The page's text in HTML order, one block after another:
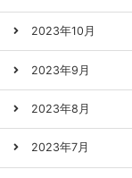
2023年10月
2023年9月
2023年8月
2023年7月